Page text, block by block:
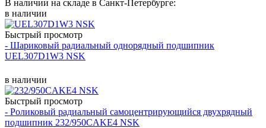
В наличии на складе в Санкт-Петербурге:
в наличии
Быстрый просмотр
- Шариковый радиальный однорядный подшипник
UEL307D1W3 NSK
в наличии
Быстрый просмотр
- Роликовый радиальный самоцентрирующийся двухрядный
подшипник 232/950CAKE4 NSK